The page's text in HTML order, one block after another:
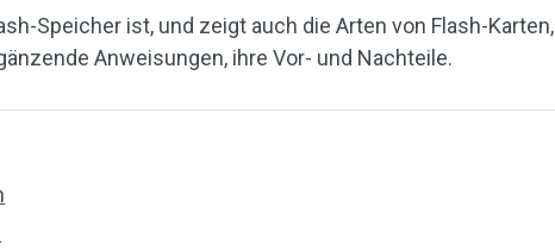
Speicher ist, und zeigt auch die Arten von Flash-Karten,
Anweisungen, ihre Vor- und Nachteile.